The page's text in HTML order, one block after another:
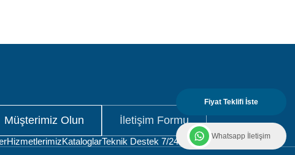
Müşterimiz Olun İletişim Formu
HizmetlerimizKataloglarTeknik Destek 7/24 İletişim
Fiyat Teklifi İste
Whatsapp İletişim